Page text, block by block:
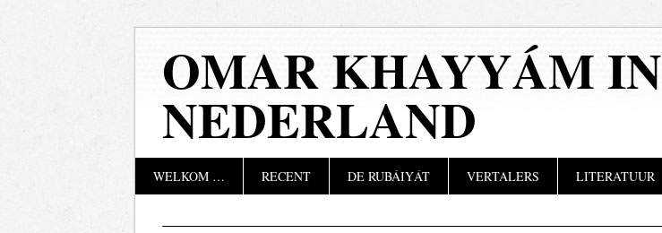
OMAR KHAYYÁM IN
NEDERLAND
Hoofdmenu
springen
WELKOM … RECENT DE RUBÁIYÁT VERTALERS LITERATUUR